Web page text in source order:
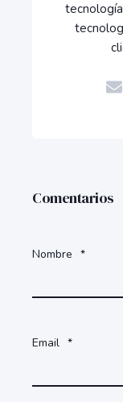
Comentarios
Nombre *
Email *